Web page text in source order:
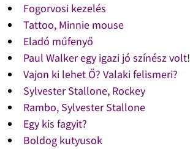
Fogorvosi kezelés
Tattoo, Minnie mouse
Eladó műfenyő
Paul Walker egy igazi jó színész volt!
Vajon ki lehet Ő? Valaki felismeri?
Sylvester Stallone, Rockey
Rambo, Sylvester Stallone
Egy kis fagyit?
Boldog kutyusok